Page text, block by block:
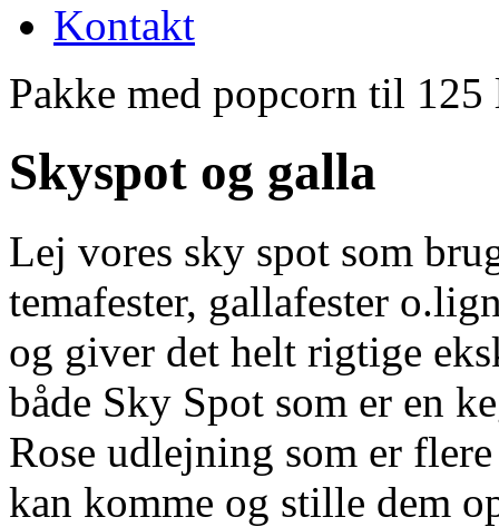
Kontakt
Pakke med popcorn til
Skyspot og galla
Lej vores sky spot som
temafester, gallafester
og giver det helt rigtige
både Sky Spot som er en
Rose udlejning som er
kan komme og stille dem